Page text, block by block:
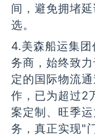
间，避免拥堵
选。
4.美森船运集
务商，始终致
定的国际物流
作，已为超过2
案定制、旺季
务，真正实现"